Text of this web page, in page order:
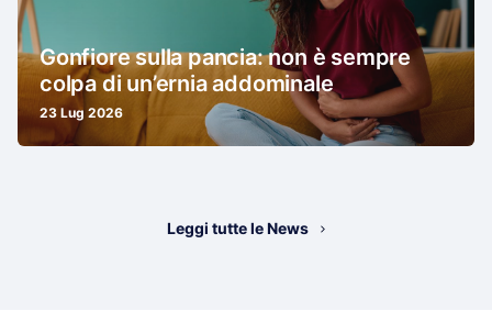
Gonfiore sulla pancia: non è sempre
colpa di un’ernia addominale
23 Lug 2026
Leggi tutte le News